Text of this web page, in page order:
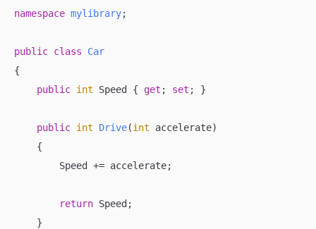
namespace mylibrary;
public class
Car
{
public int Speed { get ; set ; }
public int Drive(int accelerate)
    {
        Speed += accelerate;
return Speed;
    }